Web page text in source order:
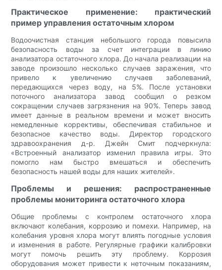
Практическое применение: практический
пример управления остаточным хлором
Водоочистная станция небольшого города повысила
безопасность воды за счет интеграции в линию
анализатора остаточного хлора. До начала реализации на
заводе произошло несколько случаев заражения, что
привело к увеличению случаев заболеваний,
передающихся через воду, на 5%. После установки
поточного анализатора завод сообщил о резком
сокращении случаев загрязнения на 90%. Теперь завод
имеет данные в реальном времени и может вносить
немедленные коррективы, обеспечивая стабильное и
безопасное качество воды. Директор городского
здравоохранения д-р. Джейн Смит подчеркнула:
«Встроенный анализатор изменил правила игры. Это
помогло нам быстро вмешаться и обеспечить
безопасность нашей воды для наших жителей».
Проблемы и решения: распространенные
проблемы мониторинга остаточного хлора
Общие проблемы с контролем остаточного хлора
включают колебания, коррозию и помехи. Например, на
колебания уровня хлора могут влиять погодные условия
и изменения в работе. Регулярные графики калибровки
могут помочь решить эту проблему. Коррозия
оборудования может привести к неточным показаниям,